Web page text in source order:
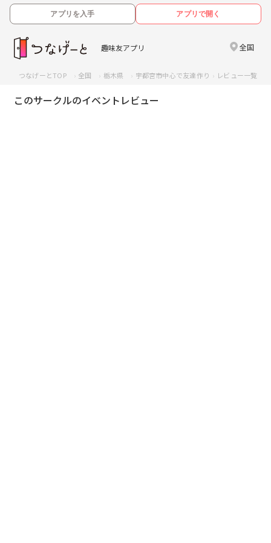
アプリを入手 アプリで開く
趣味友アプリ 全国
つなげーとTOP 全国 栃木県 宇都宮市中心で友達作り レビュー一覧
このサークルのイベントレビュー